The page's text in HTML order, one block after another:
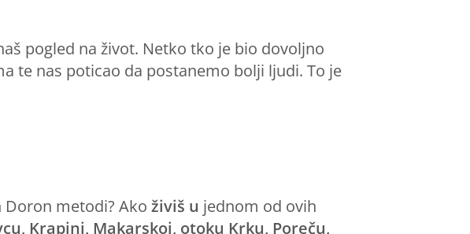
pogled na život. Netko tko je bio dovoljno
te nas poticao da postanemo bolji ljudi. To je
metodi? Ako živiš u jednom od ovih
Krapini, Makarskoj, otoku Krku, Poreču,